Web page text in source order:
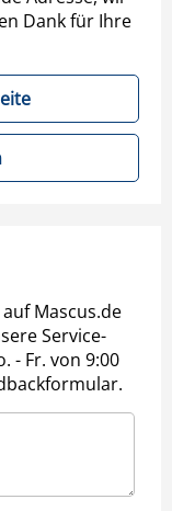
Dank für Ihre
Mascus.de
Service-
- Fr. von 9:00